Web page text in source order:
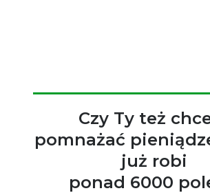
Czy Ty też
pomnażać
już robi
ponad 6000